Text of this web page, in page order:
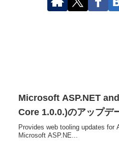
Microsoft ASP.NET
Core 1.0.0.)のアップデ
Provides web tooling updates for
Microsoft ASP.NE...